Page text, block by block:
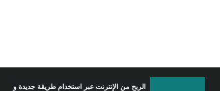
الربح من الإنترنت عبر استخدام طريقة جديدة و